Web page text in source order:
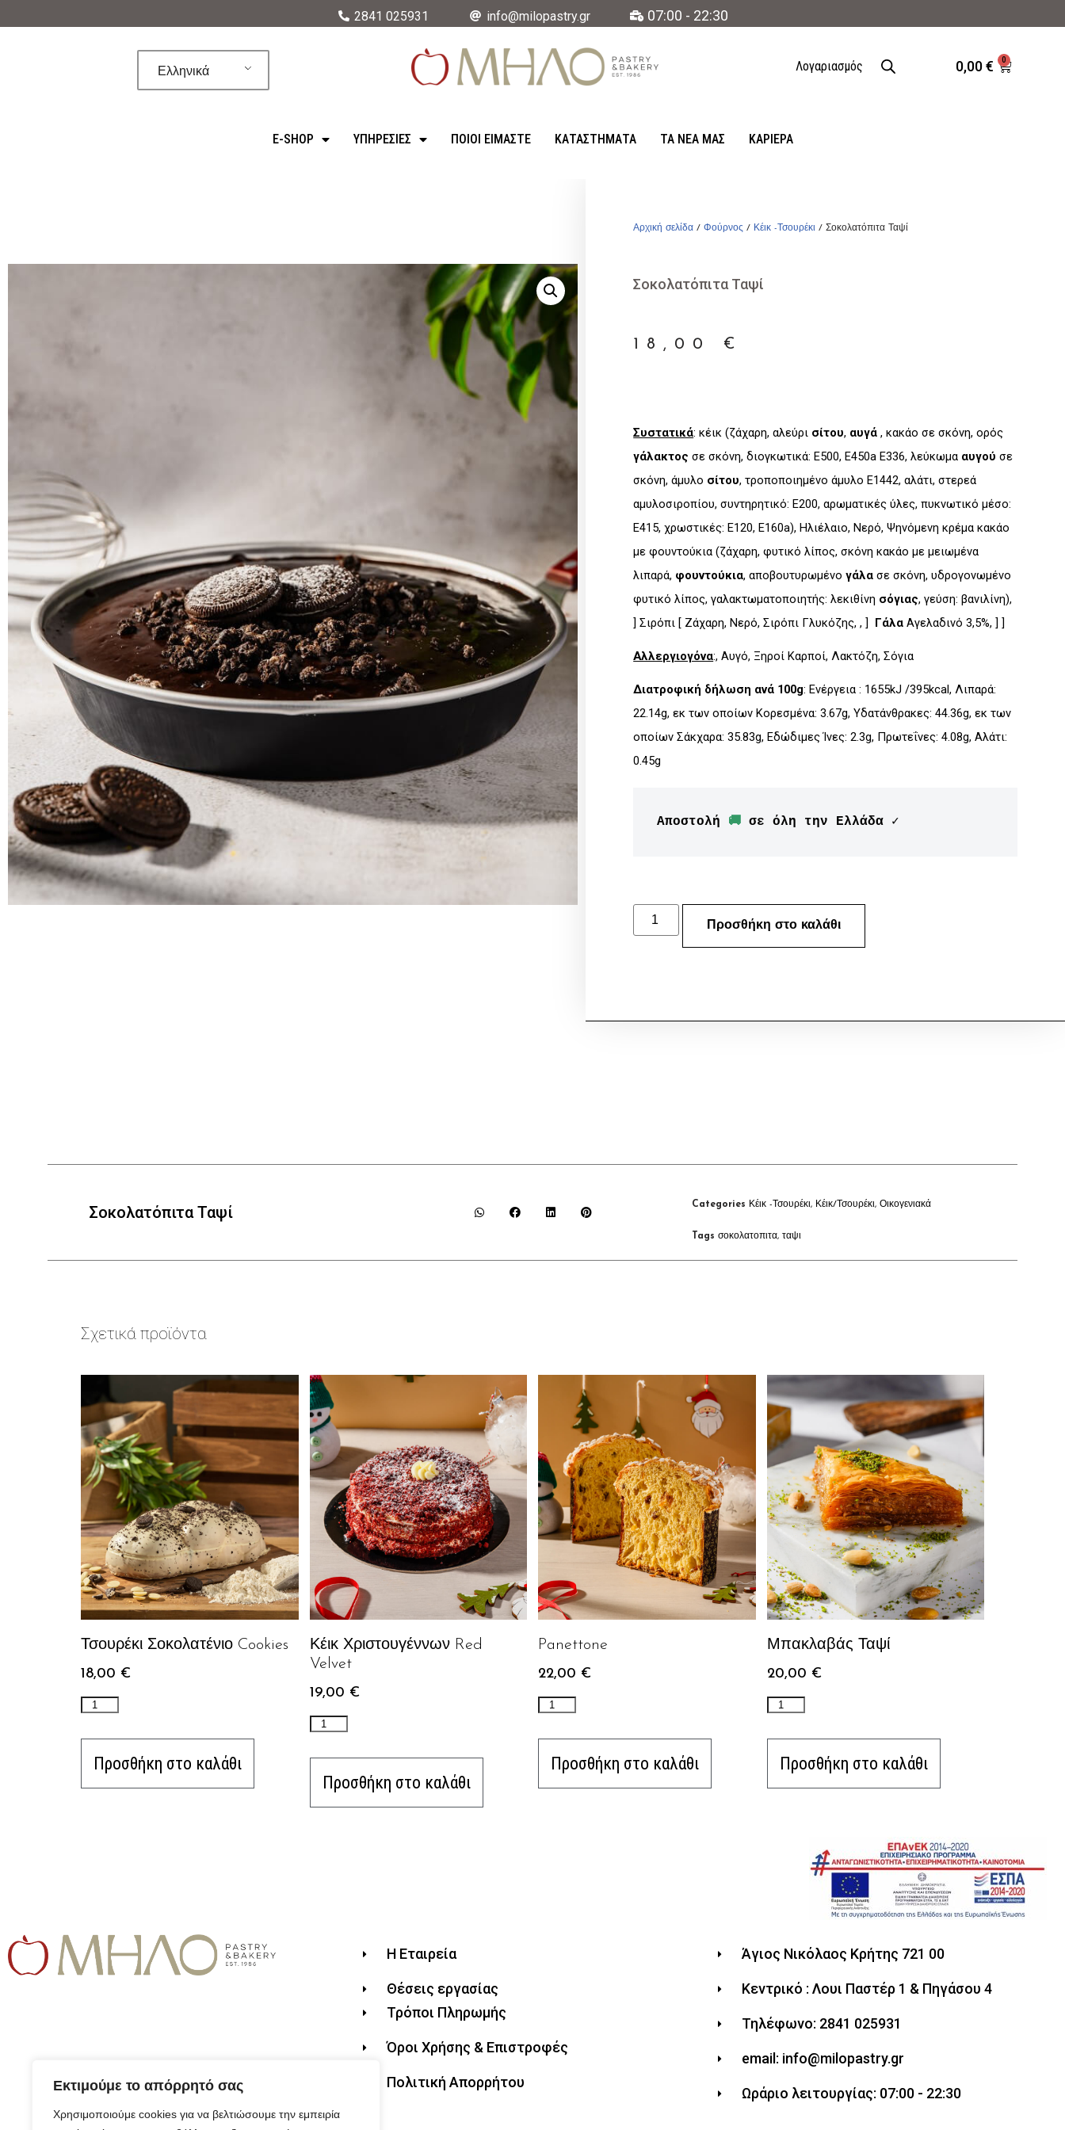
Εκτιμούμε το απόρρητό σας
Χρησιμοποιούμε cookies για να βελτιώσουμε την εμπειρία
2841 025931 info@milopastry.gr 07:00 - 22:30
Ελληνικά Λογαριασμός 0,00€ 0
E-SHOP ΥΠΗΡΕΣΊΕΣ ΠΟΙΟΙ ΕΙΜΑΣΤΕ ΚΑΤΑΣΤΉΜΑΤΑ ΤΑ ΝΈΑ ΜΑΣ ΚΑΡΙΈΡΑ
Αρχική σελίδα /Φούρνος / Κέικ -Τσουρέκι / Σοκολατόπιτα Ταψί
Σοκολατόπιτα Ταψί
18,00 €
Συστατικά: κέικ (ζάχαρη, αλεύρι σίτου, αυγά, κακάο σε σκόνη, ορός
γάλακτοςσε σκόνη, διογκωτικά: Ε500, Ε450a Ε336, λεύκωμα αυγούσε
σκόνη, άμυλο σίτου, τροποποιημένο άμυλο Ε1442, αλάτι, στερεά
αμυλοσιροπίου, συντηρητικό: Ε200, αρωματικές ύλες, πυκνωτικό μέσο:
Ε415, χρωστικές: Ε120, Ε160a), Ηλιέλαιο, Νερό, Ψηνόμενη κρέμα κακάο
με φουντούκια (ζάχαρη, φυτικό λίπος, σκόνη κακάο με μειωμένα
λιπαρά, φουντούκια, αποβουτυρωμένογάλασε σκόνη, υδρογονωμένο
φυτικό λίπος, γαλακτωματοποιητής: λεκιθίνη σόγιας, γεύση: βανιλίνη),
] Σιρόπι [ Ζάχαρη, Νερό, Σιρόπι Γλυκόζης, , ] ΓάλαΑγελαδινό 3,5%, ] ]
Αλλεργιογόνα:, Αυγό, Ξηροί Καρποί, Λακτόζη, Σόγια
Διατροφική δήλωση ανά 100g: Ενέργεια : 1655kJ /395kcal, Λιπαρά:
22.14g, εκ των οποίων Kορεσμένα: 3.67g, Υδατάνθρακες: 44.36g, εκ των
οποίων Σάκχαρα: 35.83g, Εδώδιμες Ίνες: 2.3g, Πρωτεΐνες: 4.08g, Αλάτι:
0.45g
Αποστολή 🚚 σε όλη την Ελλάδα ✓
Προσθήκη στο καλάθι
Σοκολατόπιτα Ταψί Categories Κέικ -Τσουρέκι, Κέικ/Τσουρέκι,Οικογενιακά
Tags σοκολατοπιτα,ταψι
Σχετικά προϊόντα
Τσουρέκι Σοκολατένιο Cookies
18,00 €
Προσθήκη στο καλάθι
Κέικ Χριστουγέννων Red
Velvet
19,00 €
Προσθήκη στο καλάθι
Panettone
22,00 €
Προσθήκη στο καλάθι
Μπακλαβάς Ταψί
20,00 €
Προσθήκη στο καλάθι
Η Εταιρεία
Θέσεις εργασίας
Τρόποι Πληρωμής
Όροι Χρήσης & Επιστροφές
Πολιτική Απορρήτου
Άγιος Νικόλαος Κρήτης 721 00
Κεντρικό : Λουι Παστέρ 1 & Πηγάσου 4
Τηλέφωνο: 2841 025931
email: info@milopastry.gr
Ωράριο λειτουργίας: 07:00 - 22:30